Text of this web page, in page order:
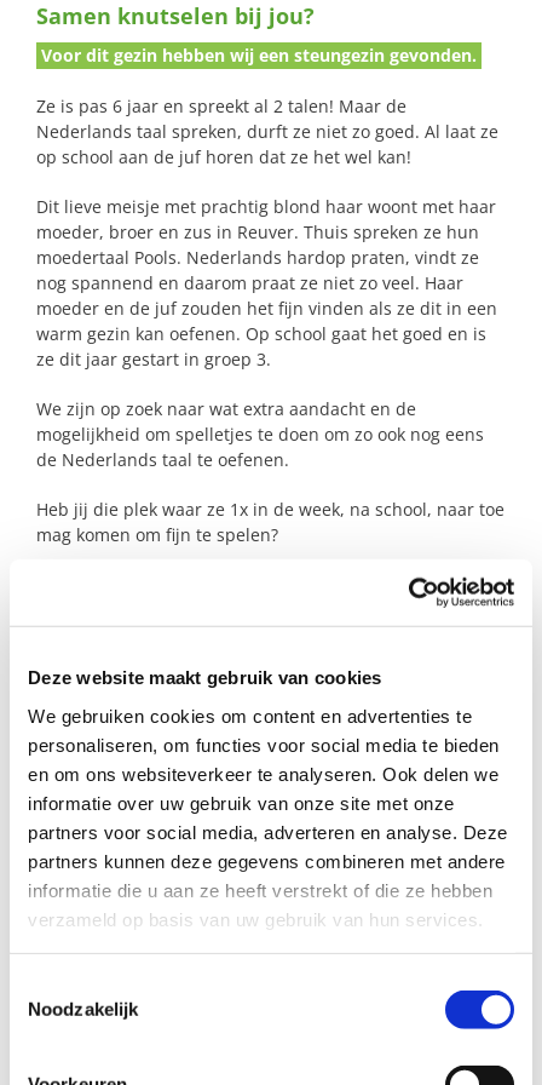
Deze website maakt gebruik van cookies
We gebruiken cookies om content en advertenties te
personaliseren, om functies voor social media te bieden
en om ons websiteverkeer te analyseren. Ook delen we
informatie over uw gebruik van onze site met onze
partners voor social media, adverteren en analyse. Deze
partners kunnen deze gegevens combineren met andere
informatie die u aan ze heeft verstrekt of die ze hebben
verzameld op basis van uw gebruik van hun services.
Noodzakelijk
naar:
Samen knutselen bij jou?
Voor dit gezin hebben wij een steungezin gevonden.
Ze is pas 6 jaar en spreekt al 2 talen! Maar de
Nederlands taal spreken, durft ze niet zo goed. Al laat ze
op school aan de juf horen dat ze het wel kan!
Dit lieve meisje met prachtig blond haar woont met haar
moeder, broer en zus in Reuver. Thuis spreken ze hun
moedertaal Pools. Nederlands hardop praten, vindt ze
nog spannend en daarom praat ze niet zo veel. Haar
moeder en de juf zouden het fijn vinden als ze dit in een
warm gezin kan oefenen. Op school gaat het goed en is
ze dit jaar gestart in groep 3.
We zijn op zoek naar wat extra aandacht en de
mogelijkheid om spelletjes te doen om zo ook nog eens
de Nederlands taal te oefenen.
Heb jij die plek waar ze 1x in de week, na school, naar toe
mag komen om fijn te spelen?
Profiel steungezin
Wij zoeken een gezin in de gemeente Beesel:
Waar ze 1 x in de week, na school, kan
spelen;
Waar Nederlands wordt gesproken;
Een gezin zonder (inwonende) kinderen
kan ook.
Bijzonderheden